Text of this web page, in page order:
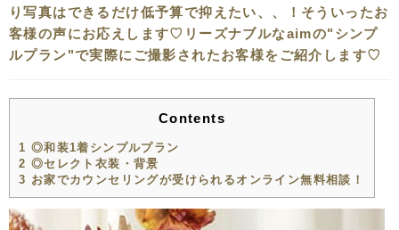
り写真はできるだけ低予算で抑えたい、、！そういったお
客様の声にお応えします♡リーズナブルなaimの"シンプ
ルプラン"で実際にご撮影されたお客様をご紹介します♡
Contents
1 ◎和装1着シンプルプラン
2 ◎セレクト衣装・背景
3 お家でカウンセリングが受けられるオンライン無料相談！